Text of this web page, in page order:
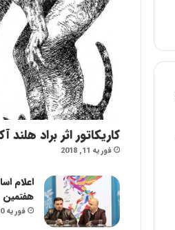
کاریکاتور اثر براد هلند
فوریه 11, 2018
اعلام
هفتمین
فوریه 10, 2019